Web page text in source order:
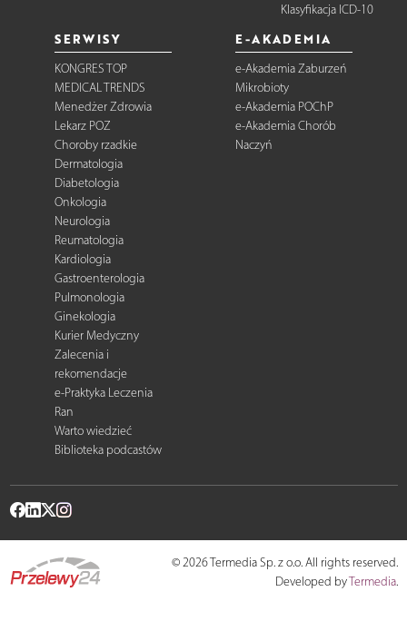
Klasyfikacja ICD-10
SERWISY
KONGRES TOP
MEDICAL TRENDS
Menedżer Zdrowia
Lekarz POZ
Choroby rzadkie
Dermatologia
Diabetologia
Onkologia
Neurologia
Reumatologia
Kardiologia
Gastroenterologia
Pulmonologia
Ginekologia
Kurier Medyczny
Zalecenia i
rekomendacje
e-Praktyka Leczenia
Ran
Warto wiedzieć
Biblioteka podcastów
E-AKADEMIA
e-Akademia Zaburzeń
Mikrobioty
e-Akademia POChP
e-Akademia Chorób
Naczyń
© 2026 Termedia Sp. z o.o. All rights reserved.
Developed byTermedia.